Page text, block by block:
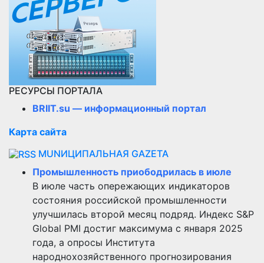
РЕСУРСЫ ПОРТАЛА
BRIIT.su — информационный портал
Карта сайта
MUNИЦИПАЛЬНАЯ GAZЕТА
Промышленность приободрилась в июле
В июле часть опережающих индикаторов
состояния российской промышленности
улучшилась второй месяц подряд. Индекс S&P
Global PMI достиг максимума с января 2025
года, а опросы Института
народнохозяйственного прогнозирования